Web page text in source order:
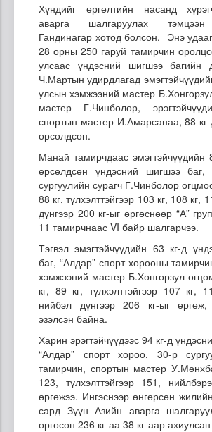
Хүндийг өргөлтийн насанд
аварга шалгаруулах тэмцээн
Гандинагар хотод болсон. Энэ
28 орны 250 гаруй тамирчин
улсаас үндэсний шигшээ багийн
Ч.Мартын удирдлагад
улсын хэмжээний мастер
мастер Г.Чинболор,
спортын мастер И.Амарсанаа, 88
өрсөлдсөн.
Манай тамирчдаас эмэгтэйчүүдийн
өрсөлдсөн үндэсний шигшээ
сургуулийн сурагч Г.Чинболор
88 кг, түлхэлттэйгээр 103 кг, 108 кг,
дүнгээр 200 кг-ыг өргөснөөр “А”
11 тамирчнаас VI байр шалгарчээ.
Тэгвэл эмэгтэйчүүдийн 63 кг-д
баг, “Алдар” спорт хорооны
хэмжээний мастер Б.Хонгорзул
кг, 89 кг, түлхэлттэйгээр 107 кг,
нийбэл дүнгээр 206 кг-ыг
эзэлсэн байна.
Харин эрэгтэйчүүдээс 94 кг-д
“Алдар” спорт хороо, 30-р
тамирчин, спортын мастер
123, түлхэлттэйгээр 151,
өргөжээ. Ингэснээр өнгөрсөн
сард Зүүн Азийн аварга
өргөсөн 236 кг-аа 38 кг-аар